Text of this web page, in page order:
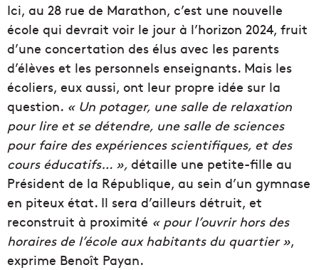
Ici, au 28 rue de Marathon, c’est une nouvelle
école qui devrait voir le jour à l’horizon 2024, fruit
d’une concertation des élus avec les parents
d’élèves et les personnels enseignants. Mais les
écoliers, eux aussi, ont leur propre idée sur la
question. « Un potager, une sallede relaxation
pour lire et se détendre, une sallede sciences
pour faire des expériences scientifiques, et des
courséducatifs… », détaille une petite-fille au
Président de la République, au sein d’un gymnase
en piteux état. Il sera d’ailleurs détruit, et
reconstruit à proximité « pour l’ouvrir hors des
horaires de l’école aux habitants du quartier »,
exprime Benoît Payan.